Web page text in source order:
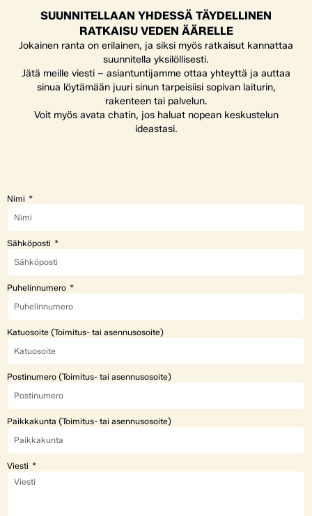
SUUNNITELLAAN YHDESSÄ TÄYDELLINEN
RATKAISU VEDEN ÄÄRELLE
Jokainen ranta on erilainen, ja siksi myös ratkaisut kannattaa
suunnitella yksilöllisesti.
Jätä meille viesti – asiantuntijamme ottaa yhteyttä ja auttaa
sinua löytämään juuri sinun tarpeisiisi sopivan laiturin,
rakenteen tai palvelun.
Voit myös avata chatin, jos haluat nopean keskustelun
ideastasi.
Nimi
Sähköposti
Puhelinnumero
Katuosoite (Toimitus- tai asennusosoite)
Postinumero (Toimitus- tai asennusosoite)
Paikkakunta (Toimitus- tai asennusosoite)
Viesti